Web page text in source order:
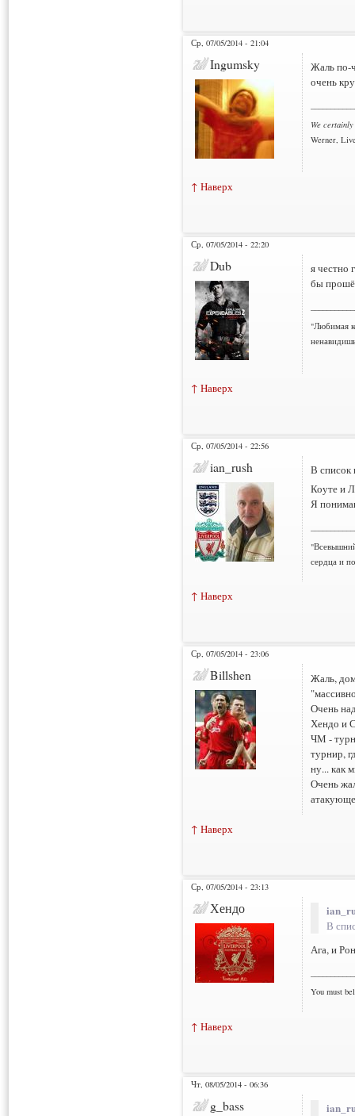
Ср, 07/05/2014 - 21:04
Ingumsky
Жаль по-
очень
We
Werner,
↑ Наверх
Ср, 07/05/2014 - 22:20
Dub
я честно
бы
"Любимая
↑ Наверх
Ср, 07/05/2014 - 22:56
ian_rush
В список
Коуте и
Я
сердца и
↑ Наверх
Ср, 07/05/2014 - 23:06
Billshen
Жаль,
Очень
Хендо и
ЧМ -
турнир,
ну... как
Очень
↑ Наверх
Ср, 07/05/2014 - 23:13
Хендо
В
Ага, и
You must
↑ Наверх
Чт, 08/05/2014 - 06:36
g_bass